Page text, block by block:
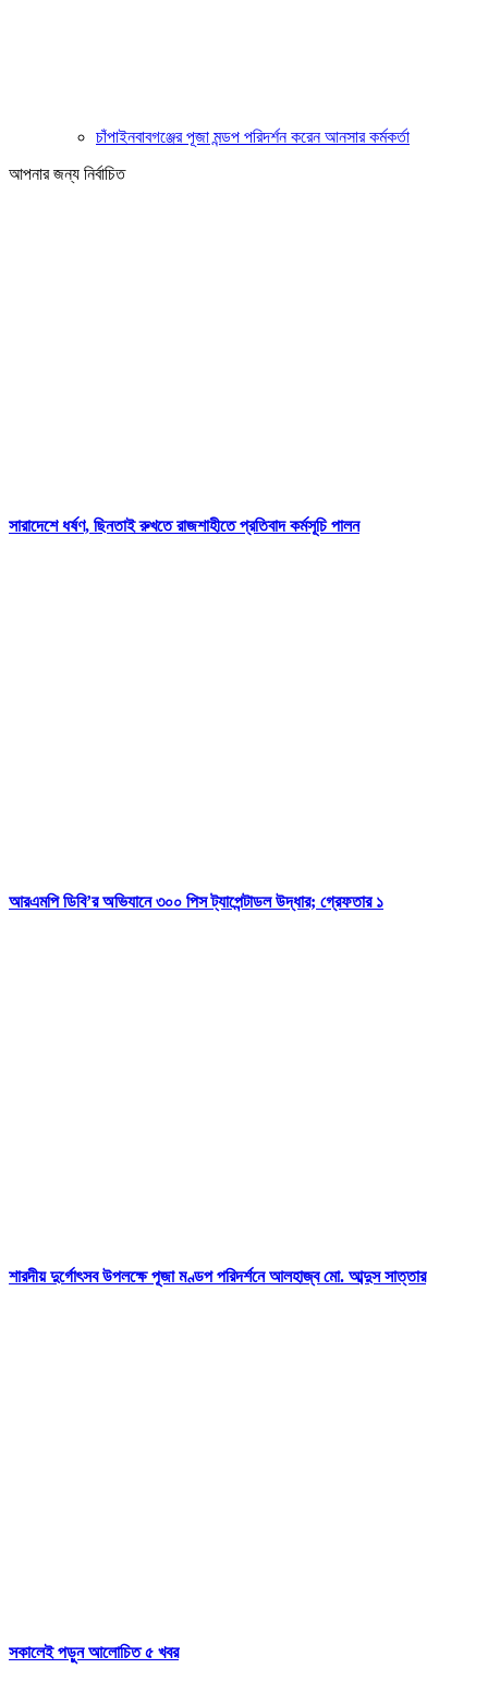
চাঁপাইনবাবগঞ্জের পূজা মন্ডপ পরিদর্শন করেন আনসার কর্মকর্তা
আপনার জন্য নির্বাচিত
সারাদেশে ধর্ষণ, ছিনতাই রুখতে রাজশাহীতে প্রতিবাদ কর্মসূচি পালন
আরএমপি ডিবি’র অভিযানে ৩০০ পিস ট্যাপেন্টাডল উদ্ধার; গ্রেফতার ১
শারদীয় দুর্গোৎসব উপলক্ষে পূজা মণ্ডপ পরিদর্শনে আলহাজ্ব মো. আব্দুস সাত্তার
সকালেই পড়ুন আলোচিত ৫ খবর